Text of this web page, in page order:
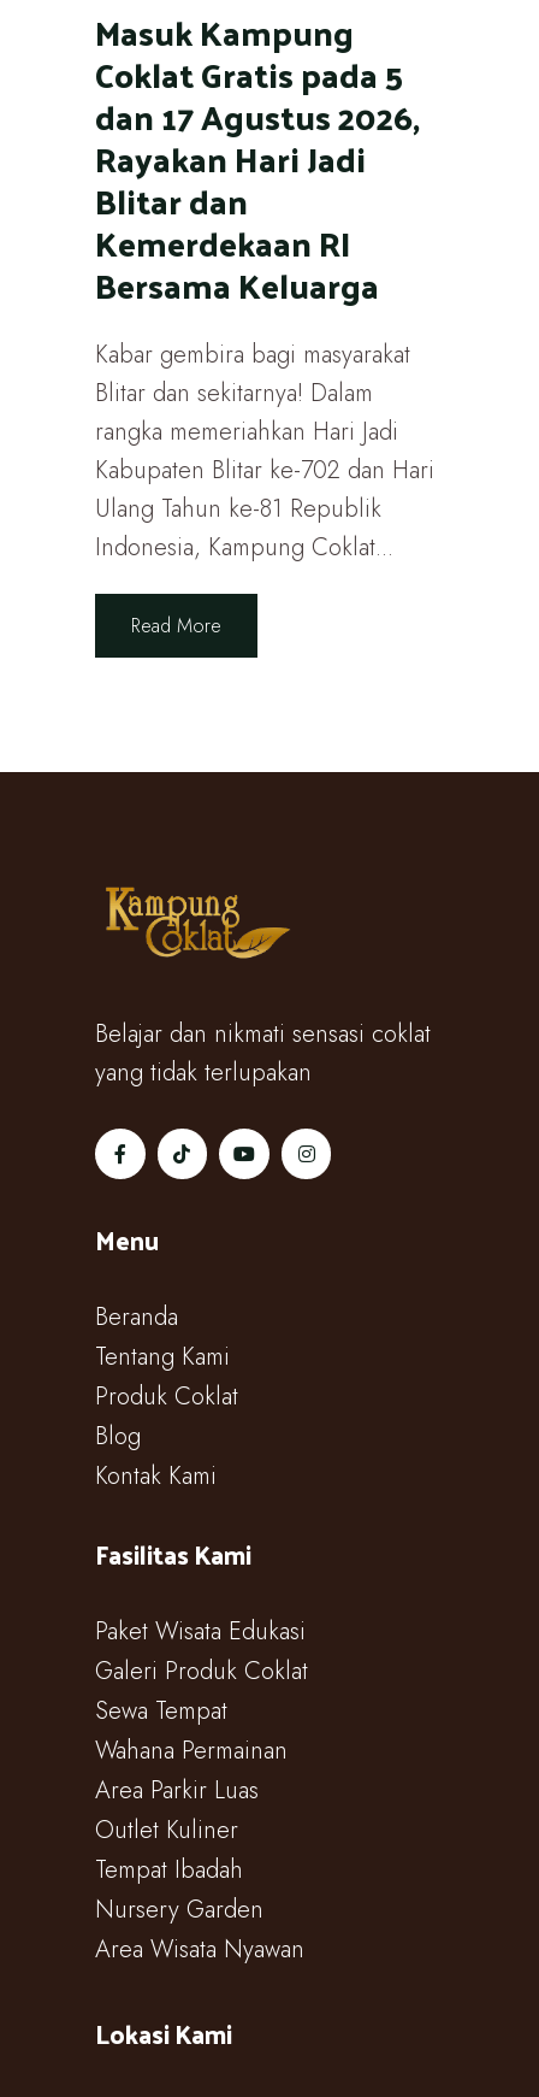
Masuk Kampung
Coklat Gratis pada 5
dan 17 Agustus 2026,
Rayakan Hari Jadi
Blitar dan
Kemerdekaan RI
Bersama Keluarga
Kabar gembira bagi masyarakat
Blitar dan sekitarnya! Dalam
rangka memeriahkan Hari Jadi
Kabupaten Blitar ke-702 dan Hari
Ulang Tahun ke-81 Republik
Indonesia, Kampung Coklat...
Read More
Belajar dan nikmati sensasi coklat
yang tidak terlupakan
Menu
Beranda
Tentang Kami
Produk Coklat
Blog
Kontak Kami
Fasilitas Kami
Paket Wisata Edukasi
Galeri Produk Coklat
Sewa Tempat
Wahana Permainan
Area Parkir Luas
Outlet Kuliner
Tempat Ibadah
Nursery Garden
Area Wisata Nyawan
Lokasi Kami